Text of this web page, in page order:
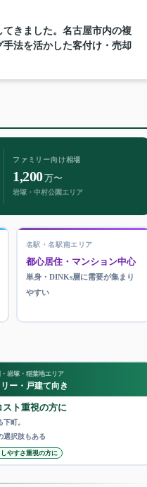
きました。名古屋市内の複
法を活かした客付け・売却
ファミリー向け相場
1,200万〜
岩塚・中村公園エリア
名駅・名駅南エリア
都心居住・マンション中心
単身・DINKs層に需要が集まり
やすい
岩塚・稲葉地エリア
ー・戸建て向き
スト重視の方に
下町。
選択肢もある
やすさ重視の方に